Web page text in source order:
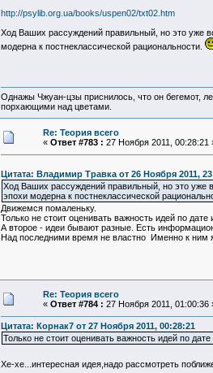
http://psylib.org.ua/books/uspen02/txt02.htm
Ход Ваших рассуждений правильный, но это уже
модерна к постнеклассической рациональности.
Однажы Чжуан-цзы приснилось, что он бегемот,
порхающими над цветами.
Re: Теория всего
« Ответ #783 : 27 Ноября 2011, 00:28:21
Цитата: Владимир Травка от 26 Ноября 2011,
Ход Ваших рассуждений правильный, но это уже
эпохи модерна к постнеклассической
Движемся помаленьку.
Только не стоит оценивать важность идей по
А второе - идеи бывают разные. Есть
Над последними время не властно Именно к ним
Re: Теория всего
« Ответ #784 : 27 Ноября 2011, 01:00:36
Цитата: Корнак7 от 27 Ноября 2011, 00:28:21
Только не стоит оценивать важность идей по
Хе-хе...интересная идея,надо рассмотреть